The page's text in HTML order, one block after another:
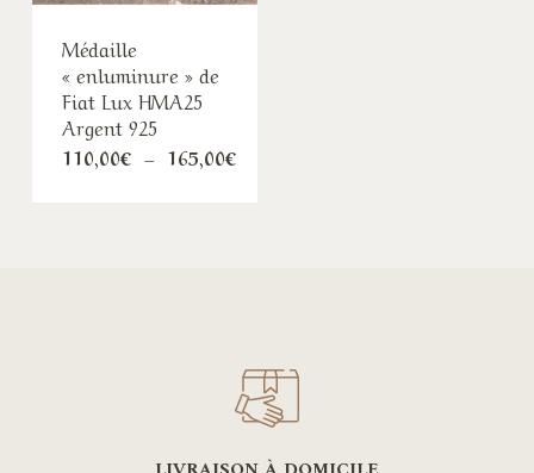
Médaille
« enluminure » de
Fiat Lux HMA25
Argent 925
110,00€ – 165,00€Plage
de